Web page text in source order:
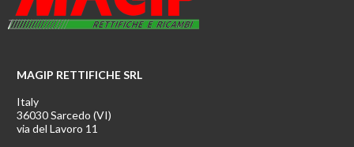
MAGIP RETTIFICHE SRL
Italy
36030 Sarcedo (VI)
via del Lavoro 11